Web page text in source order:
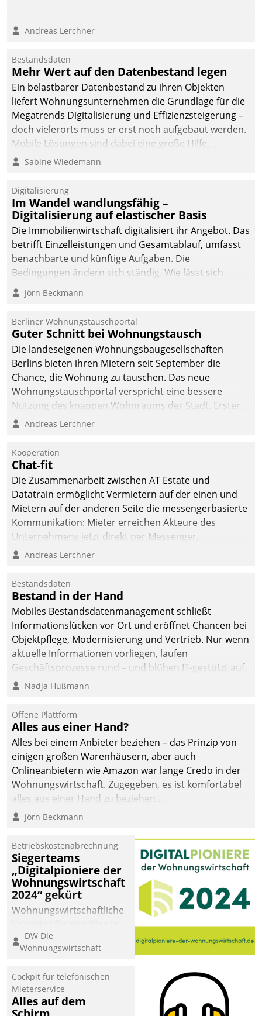
Andreas Lerchner
Bestandsdaten
Mehr Wert auf den Datenbestand legen
Ein belastbarer Datenbestand zu ihren Objekten
liefert Wohnungsunternehmen die Grundlage für die
Megatrends Digitalisierung und Effizienzsteigerung –
doch vielerorts muss er erst noch aufgebaut werden.
Mobile Lösungen sind dabei eine große Hilfe.
Sabine Wiedemann
Digitalisierung
Im Wandel wandlungsfähig –
Digitalisierung auf elastischer Basis
Die Immobilienwirtschaft digitalisiert ihr Angebot. Das
betrifft Einzelleistungen und Gesamtablauf, umfasst
benachbarte und künftige Aufgaben. Die
Bedingungen ändern sich ständig. Wie lässt sich
technisch die Kontrolle wahren und zugleich Freiraum
fürs Wachsen öffnen?
Jörn Beckmann
Berliner Wohnungstauschportal
Guter Schnitt bei Wohnungstausch
Die landeseigenen Wohnungsbaugesellschaften
Berlins bieten ihren Mietern seit September die
Chance, die Wohnung zu tauschen. Das neue
Wohnungstauschportal verspricht eine bessere
Nutzung des knappen Wohnraums der Stadt. Erster
Anwendungsfall für Datatrains Lösung API-Hub mit
Unternehmen.
Andreas Lerchner
Kooperation
Chat-fit
Die Zusammenarbeit zwischen AT Estate und
Datatrain ermöglicht Vermietern auf der einen und
Mietern auf der anderen Seite die messengerbasierte
Kommunikation: Mieter erreichen Akteure des
Unternehmens jetzt direkt per Messenger,
Mitarbeiter oder Dienstleister empfangen oder
Andreas Lerchner
Bestandsdaten
Bestand in der Hand
Mobiles Bestandsdatenmanagement schließt
Informationslücken vor Ort und eröffnet Chancen bei
Objektpflege, Modernisierung und Vertrieb. Nur wenn
aktuelle Informationen vorliegen, laufen
Geschäftsprozesse rund – und blühen IT-gestützt auf.
Nadja Hußmann
Offene Plattform
Alles aus einer Hand?
Alles bei einem Anbieter beziehen – das Prinzip von
einigen großen Warenhäusern, aber auch
Onlineanbietern wie Amazon war lange Credo in der
Wohnungswirtschaft. Zugegeben, es ist komfortabel
alles aus einer Hand zu beziehen...
Jörn Beckmann
Betriebskostenabrechnung
Siegerteams
„Digitalpioniere der
Wohnungswirtschaft
2024“ gekürt
Wohnungswirtschaftliche
eine digitale Zukunft zu
finden, ist das Ziel des
der
Wohnungswirtschaft“.
Bewerben können sich
DW Die
Wohnungswirtschaft
Cockpit für telefonischen
Mieterservice
Alles auf dem